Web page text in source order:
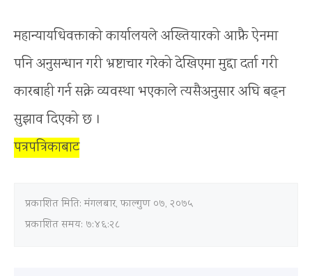
महान्यायधिवक्ताको कार्यालयले अख्तियारको आफ्नै ऐनमा
पनि अनुसन्धान गरी भ्रष्टाचार गरेको देखिएमा मुद्दा दर्ता गरी
कारबाही गर्न सक्ने व्यवस्था भएकाले त्यसैअनुसार अघि बढ्न
सुझाव दिएको छ ।
पत्रपत्रिकाबाट
प्रकाशित मिति:मंगलबार, फाल्गुण ०७, २०७५
प्रकाशित समय: ७:४६:२८